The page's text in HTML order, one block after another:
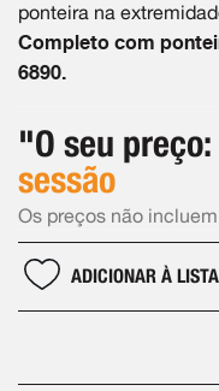
ponteira na
Completo com
6890.
"O seu
sessão
Os preços não incluem
ADICIONAR À